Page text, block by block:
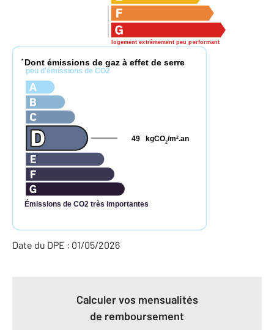
logement extrêmement peu performant
* Dont émissions de gaz à effet de serre
peu d'émissions de CO2
Émissions de CO2 très importantes
kgCO2/m2.an
49
Date du DPE : 01/05/2026
Calculer vos mensualités
de remboursement